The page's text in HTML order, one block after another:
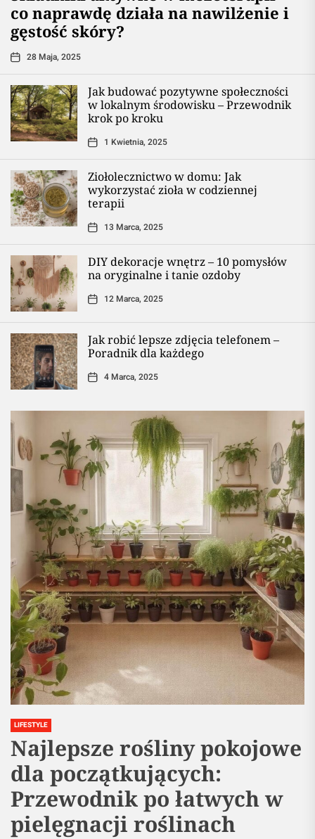
co naprawdę działa na nawilżenie i
gęstość skóry?
28 Maja, 2025
Jak budować pozytywne społeczności
w lokalnym środowisku – Przewodnik
krok po kroku
1 Kwietnia, 2025
Ziołolecznictwo w domu: Jak
wykorzystać zioła w codziennej
terapii
13 Marca, 2025
DIY dekoracje wnętrz – 10 pomysłów
na oryginalne i tanie ozdoby
12 Marca, 2025
Jak robić lepsze zdjęcia telefonem –
Poradnik dla każdego
4 Marca, 2025
LIFESTYLE
Najlepsze rośliny pokojowe
dla początkujących:
Przewodnik po łatwych w
pielęgnacji roślinach